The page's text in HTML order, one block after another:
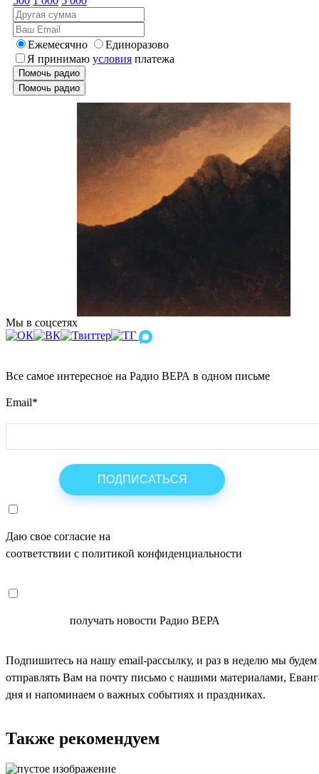
Ежемесячно
Единоразово
Я принимаю условия платежа
Помочь радио
Помочь радио
Мы в соцсетях
Все самое интересное на Радио ВЕРА в одном письме
Email*
Даю свое согласие на
соответствии с политикой конфиденциальности
получать новости Радио ВЕРА
Подпишитесь на нашу email-рассылку, и раз в неделю мы будем
отправлять Вам на почту письмо с нашими материалами,
дня и напоминаем о важных событиях и праздниках.
Также рекомендуем